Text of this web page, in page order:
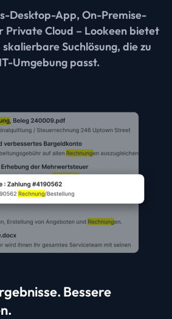
Desktop-App, On-Premise-
Private Cloud – Lookeen bietet
Suchlösung, die zu
Umgebung passt.
Bessere